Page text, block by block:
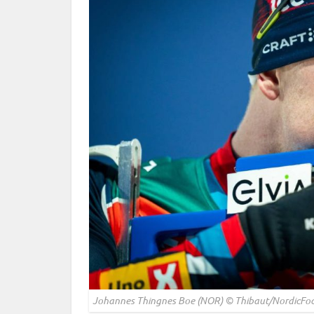
Johannes Thingnes Boe (NOR) © Thibaut/